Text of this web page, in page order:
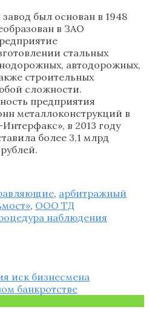
был основан в 1948
в ЗАО
стальных
автодорожных,
строительных
сложности.
предприятия
металлоконструкций в
в 2013 году
более 3,1 млрд
, арбитражный
, ООО ТД
наблюдения